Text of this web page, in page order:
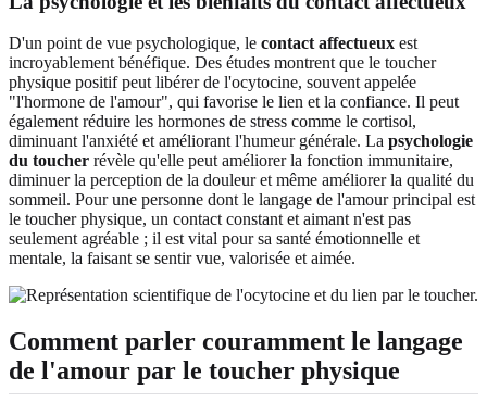
D'un point de vue psychologique, le contact affectueux est
incroyablement bénéfique. Des études montrent que le toucher
physique positif peut libérer de l'ocytocine, souvent appelée
"l'hormone de l'amour", qui favorise le lien et la confiance. Il peut
également réduire les hormones de stress comme le cortisol,
diminuant l'anxiété et améliorant l'humeur générale. La psychologie
du toucher révèle qu'elle peut améliorer la fonction immunitaire,
diminuer la perception de la douleur et même améliorer la qualité du
sommeil. Pour une personne dont le langage de l'amour principal est
le toucher physique, un contact constant et aimant n'est pas
seulement agréable ; il est vital pour sa santé émotionnelle et
mentale, la faisant se sentir vue, valorisée et aimée.
Comment parler couramment le langage
de l'amour par le toucher physique